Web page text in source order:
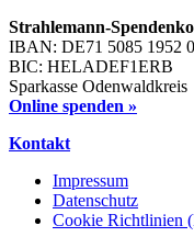
Strahlemann-
IBAN: DE71 5085 1952
BIC: HELADEF1ERB
Sparkasse Odenwaldkreis
Online spenden »
Kontakt
Impressum
Datenschutz
Cookie Richtlinien